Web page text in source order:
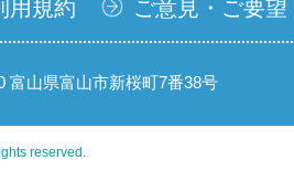
用規約 ご意見・ご要望
山県富山市新桜町7番38号
reserved.